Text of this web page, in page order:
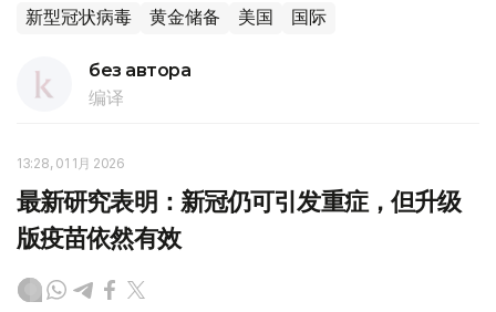
新型冠状病毒 黄金储备 美国 国际
без автора
编译
13:28, 01 1月 2026
最新研究表明：新冠仍可引发重症，但升级
版疫苗依然有效